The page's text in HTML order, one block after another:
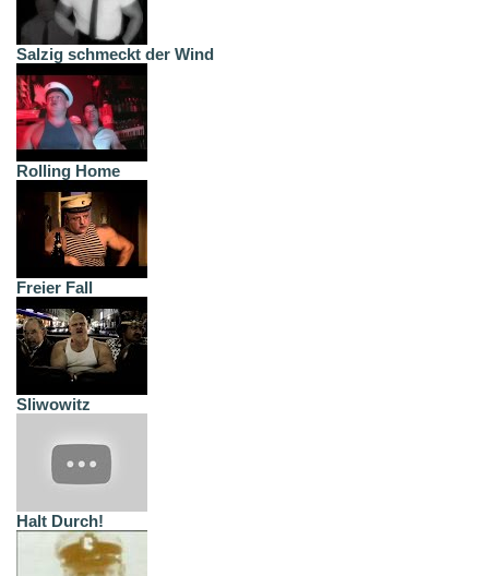
Salzig schmeckt der Wind
Rolling Home
Freier Fall
Sliwowitz
Halt Durch!